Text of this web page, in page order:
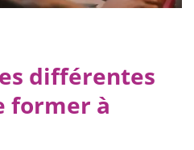
différentes
former à